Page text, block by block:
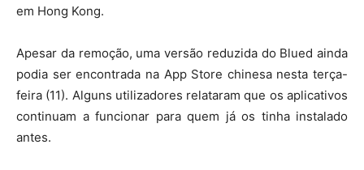
em Hong Kong.
Apesar da remoção, uma versão reduzida do Blued ainda
podia ser encontrada na App Store chinesa nesta terça-
feira (11). Alguns utilizadores relataram que os aplicativos
continuam a funcionar para quem já os tinha instalado
antes.